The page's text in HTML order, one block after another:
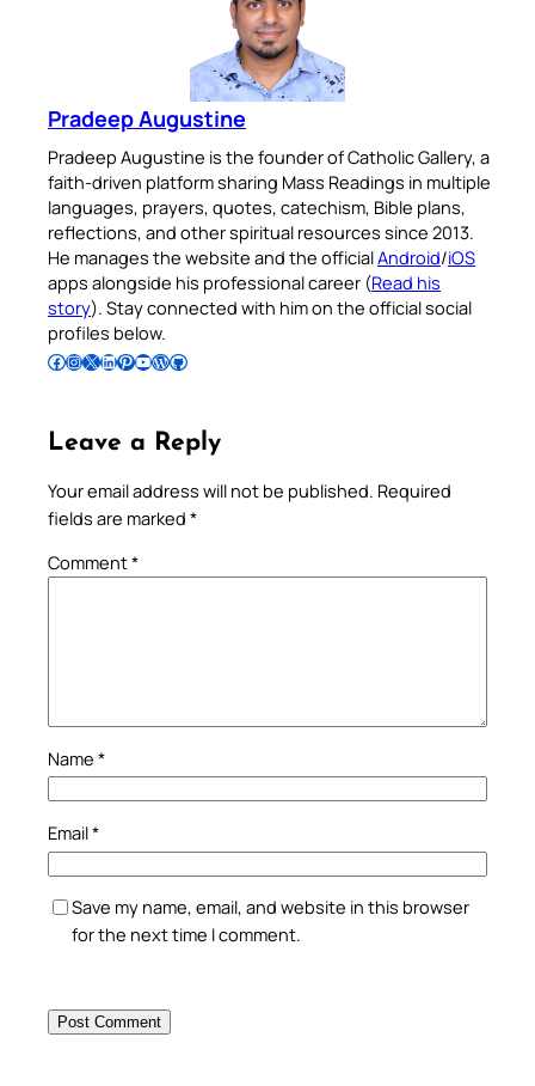
Pradeep Augustine
Pradeep Augustine is the founder of Catholic Gallery, a
faith-driven platform sharing Mass Readings in multiple
languages, prayers, quotes, catechism, Bible plans,
reflections, and other spiritual resources since 2013.
He manages the website and the officialAndroid/iOS
apps alongside his professional career (Read his
story). Stay connected with him on the official social
profiles below.
Follow Pradeep on Facebook Follow Pradeep on InstagramFollow Pradeep on X Follow Pradeep on LinkedIn Follow Pradeep on Pinterest Subscribe to Pradeep’s Youtube Channel Follow Pradeep on WordPress Follow Pradeep on GitHub
Leave a Reply
Your email address will not be published. Required
fields are marked *
Comment*
Name *
Email*
Save my name, email, and website in this browser
for the next time I comment.